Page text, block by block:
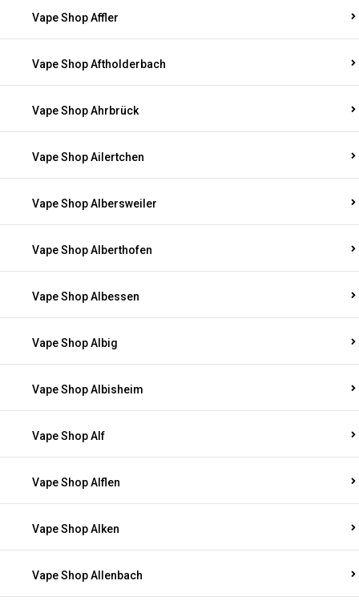
Vape Shop Affler
Vape Shop Aftholderbach
Vape Shop Ahrbrück
Vape Shop Ailertchen
Vape Shop Albersweiler
Vape Shop Alberthofen
Vape Shop Albessen
Vape Shop Albig
Vape Shop Albisheim
Vape Shop Alf
Vape Shop Alflen
Vape Shop Alken
Vape Shop Allenbach